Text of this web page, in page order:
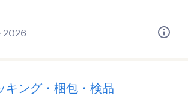
2026
キング・梱包・検品